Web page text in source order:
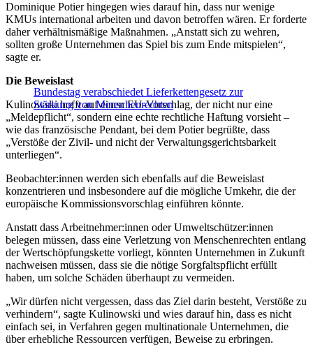
Dominique Potier hingegen wies darauf hin, dass nur wenige
KMUs international arbeiten und davon betroffen wären. Er forderte
daher verhältnismäßige Maßnahmen. „Anstatt sich zu wehren,
sollten große Unternehmen das Spiel bis zum Ende mitspielen“,
sagte er.
Bundestag verabschiedet Lieferkettengesetz zur
Stärkung von Menschenrechten
Die Beweislast
Kulinowski hofft auf einen EU-Vorschlag, der nicht nur eine
„Meldepflicht“, sondern eine echte rechtliche Haftung vorsieht –
wie das französische Pendant, bei dem Potier begrüßte, dass
„Verstöße der Zivil- und nicht der Verwaltungsgerichtsbarkeit
unterliegen“.
Beobachter:innen werden sich ebenfalls auf die Beweislast
konzentrieren und insbesondere auf die mögliche Umkehr, die der
europäische Kommissionsvorschlag einführen könnte.
Anstatt dass Arbeitnehmer:innen oder Umweltschützer:innen
belegen müssen, dass eine Verletzung von Menschenrechten entlang
der Wertschöpfungskette vorliegt, könnten Unternehmen in Zukunft
nachweisen müssen, dass sie die nötige Sorgfaltspflicht erfüllt
haben, um solche Schäden überhaupt zu vermeiden.
„Wir dürfen nicht vergessen, dass das Ziel darin besteht, Verstöße zu
verhindern“, sagte Kulinowski und wies darauf hin, dass es nicht
einfach sei, in Verfahren gegen multinationale Unternehmen, die
über erhebliche Ressourcen verfügen, Beweise zu erbringen.